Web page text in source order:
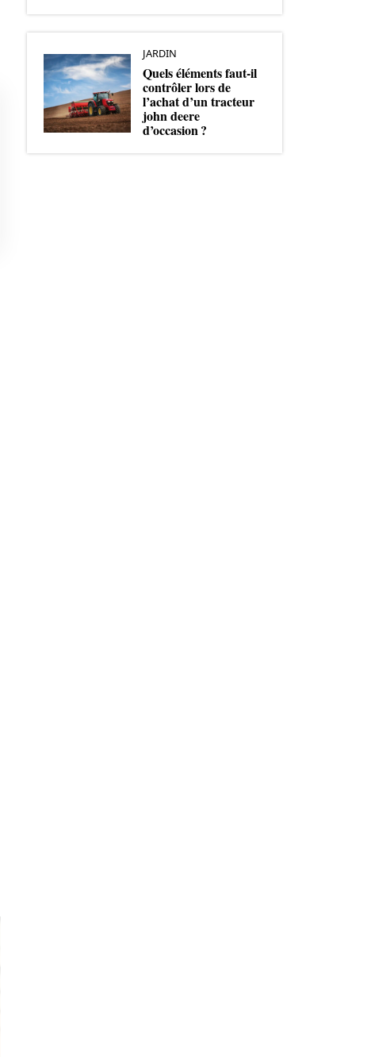
JARDIN
Quels éléments faut-il
contrôler lors de
l’achat d’un tracteur
john deere
d’occasion ?